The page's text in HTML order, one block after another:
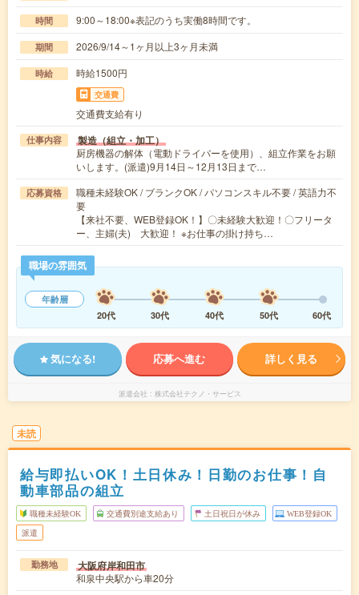
時間 9:00～18:00※表記のうち実働8時間です。
期間 2026/9/14～1ヶ月以上3ヶ月未満
時給 時給1500円
交通費
交通費支給有り
仕事内容 製造（組立・加工）
厨房機器の解体（電動ドライバーを使用）、組立作業をお願
いします。(派遣)9月14日～12月13日まで…
応募資格
職種未経験OK / ブランクOK / パソコンスキル不要 / 英語力不
要
【来社不要、WEB登録OK！】〇未経験大歓迎！〇フリータ
ー、主婦(夫) 大歓迎！ ※お仕事の掛け持ち…
職場の雰囲気
年齢層
20代
30代 40代 50代 60代
気になる! 応募へ進む 詳しく見る
派遣会社 株式会社テクノ・サービス
未読
給与即払いOK！土日休み！日勤のお仕事！自
動車部品の組立
職種未経験OK 交通費別途支給あり 土日祝日が休み WEB登録OK
派遣
勤務地 大阪府岸和田市
和泉中央駅から車20分